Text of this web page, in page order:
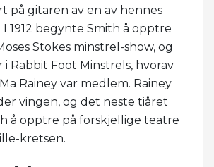
på gitaren av en av hennes
1912 begynte Smith å opptre
Stokes minstrel-show, og
Rabbit Foot Minstrels, hvorav
Rainey var medlem. Rainey
vingen, og det neste tiåret
å opptre på forskjellige teatre
kretsen.